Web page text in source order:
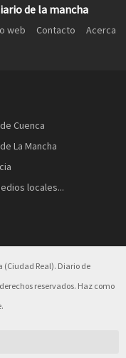
de la mancha
web Contacto
Acerca
Cuenca
La Mancha
locales...
(Ciudad Real). Diario de
reservados. Haz como